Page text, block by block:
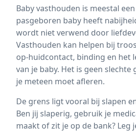
Baby vasthouden is meestal
pasgeboren baby heeft
wordt niet verwend door
Vasthouden kan helpen bij
op-huidcontact, binding en het
van je baby. Het is geen slechte
je meteen moet afleren.
De grens ligt vooral bij slapen
Ben jij slaperig, gebruik je
maakt of zit je op de bank? Leg